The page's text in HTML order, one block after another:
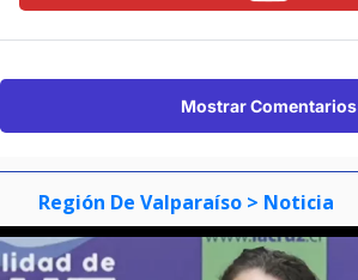
Mostrar Comentarios
Región De Valparaíso > Noticia